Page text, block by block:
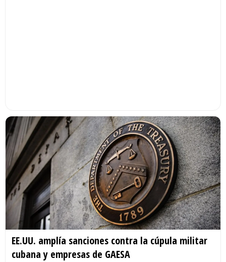
EE.UU. amplía sanciones contra la cúpula militar
cubana y empresas de GAESA